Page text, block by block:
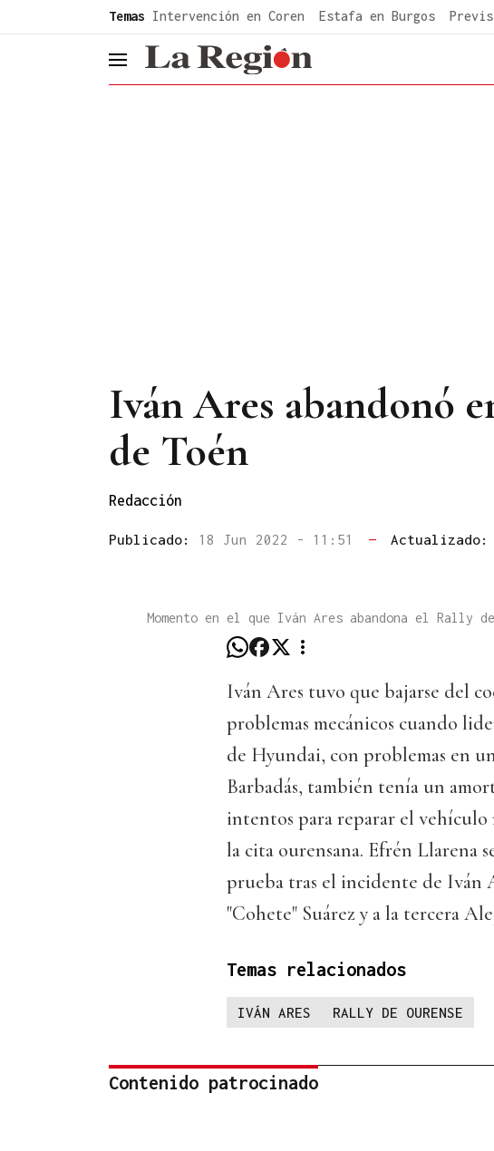
Temas Intervención en Coren Estafa en Burgos
header.menu.open
Iván Ares abandonó
de Toén
Redacción
Publicado: 18 Jun 2022 - 11:51 — Actualizado:
Momento en el que Iván Ares abandona el Rally
Iván Ares tuvo que bajarse del
problemas mecánicos cuando
de Hyundai, con problemas en
Barbadás, también tenía un
intentos para reparar el
la cita ourensana. Efrén Llarena
prueba tras el incidente de Iván
"Cohete" Suárez y a la tercera
Temas relacionados
IVÁN ARES RALLY DE OURENSE
Contenido patrocinado